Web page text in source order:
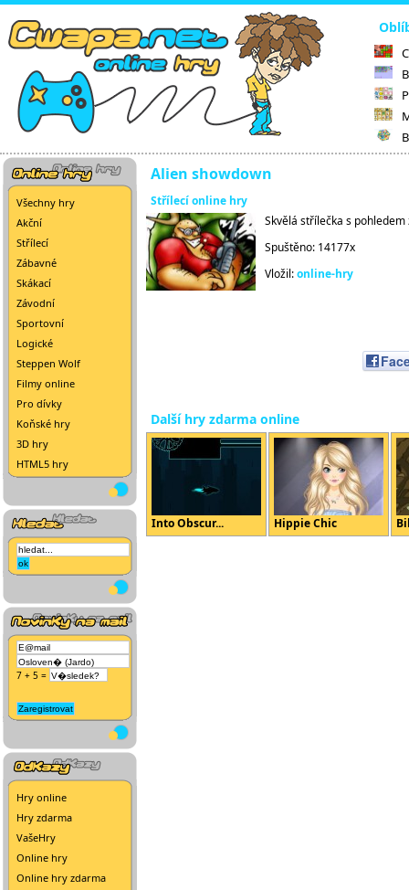
Všechny hry
Akční
Střílecí
Zábavné
Skákací
Závodní
Sportovní
Logické
Steppen Wolf
Filmy online
Pro dívky
Koňské hry
3D hry
HTML5 hry
7 + 5 =
Hry online
Hry zdarma
VašeHry
Online hry
Online hry zdarma
Alien showdown
Střílecí online hry
Skvělá střílečka s pohledem
Spuštěno: 14177x
Vložil:online-hry
Další hry zdarma online
Into Obscur... Hippie Chic